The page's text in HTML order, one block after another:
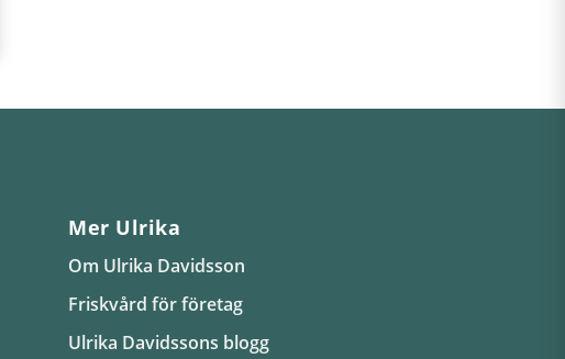
Mer Ulrika
Om Ulrika Davidsson
Friskvård för företag
Ulrika Davidssons blogg